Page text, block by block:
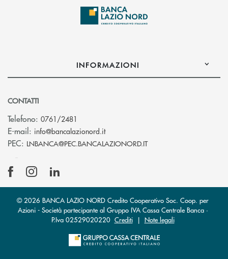
INFORMAZIONI
CONTATTI
Telefono: 0761/2481
E-mail: info@bancalazionord.it(si apre l’app di posta elettronica)
PEC: LNBANCA@PEC.BANCALAZIONORD.IT(si apre l’app di posta
© 2026 BANCA LAZIO NORD Credito Cooperativo Soc. Coop. per
Azioni - Società partecipante al Gruppo IVA Cassa Centrale Banca ·
P.Iva 02529020220 Crediti| Note legali